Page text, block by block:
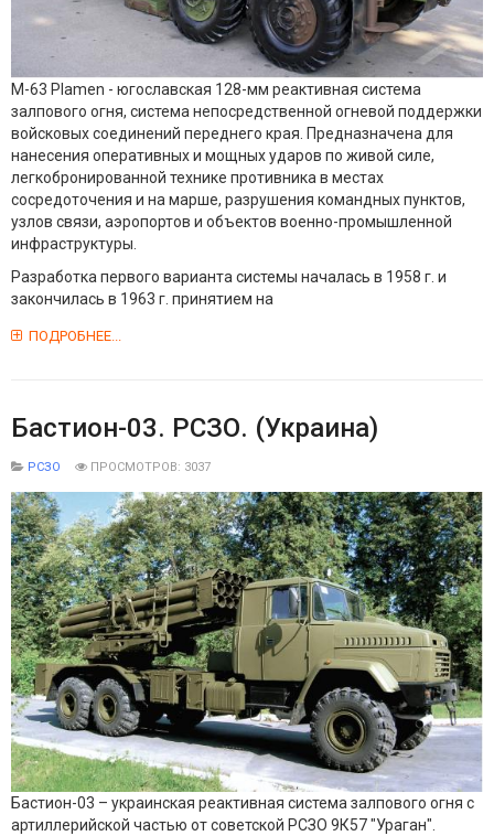
M-63 Plamen - югославская 128-мм реактивная система
залпового огня, система непосредственной огневой поддержки
войсковых соединений переднего края. Предназначена для
нанесения оперативных и мощных ударов по живой силе,
легкобронированной технике противника в местах
сосредоточения и на марше, разрушения командных пунктов,
узлов связи, аэропортов и объектов военно-промышленной
инфраструктуры.
Разработка первого варианта системы началась в 1958 г. и
закончилась в 1963 г. принятием на
ПОДРОБНЕЕ...
Бастион-03. РСЗО. (Украина)
РСЗО ПРОСМОТРОВ: 3037
Бастион-03 – украинская реактивная система залпового огня с
артиллерийской частью от советской РСЗО 9К57 "Ураган".